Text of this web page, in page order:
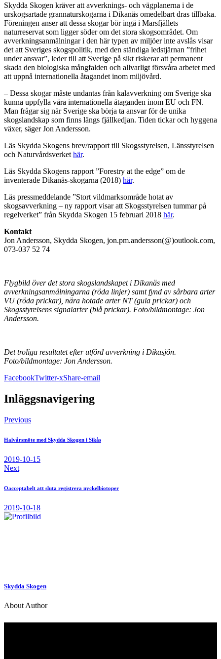
Skydda Skogen kräver att avverknings- och vägplanerna i de
urskogsartade grannaturskogarna i Dikanäs omedelbart dras tillbaka.
Föreningen anser att dessa skogar bör ingå i Marsfjällets
naturreservat som ligger söder om det stora skogsområdet. Om
avverkningsanmälningar i den här typen av miljöer inte avslås visar
det att Sveriges skogspolitik, med den ständiga ledstjärnan ”frihet
under ansvar”, leder till att Sverige på sikt riskerar att permanent
skada den biologiska mångfalden och allvarligt försvåra arbetet med
att uppnå internationella åtagandet inom miljövård.
– Dessa skogar måste undantas från kalavverkning om Sverige ska
kunna uppfylla våra internationella åtaganden inom EU och FN.
Man frågar sig när Sverige ska börja ta ansvar för de unika
skogslandskap som finns längs fjällkedjan. Tiden tickar och hyggena
växer, säger Jon Andersson.
Läs Skydda Skogens brev/rapport till Skogsstyrelsen, Länsstyrelsen
och Naturvårdsverket här.
Läs Skydda Skogens rapport ”Forestry at the edge” om de
inventerade Dikanäs-skogarna (2018) här.
Läs pressmeddelande ”Stort vildmarksområde hotat av
skogsavverkning – ny rapport visar att Skogsstyrelsen tummar på
regelverket” från Skydda Skogen 15 februari 2018 här.
Kontakt
Jon Andersson, Skydda Skogen, jon.pm.andersson(@)outlook.com,
073-037 52 74
Flygbild över det stora skogslandskapet i Dikanäs med
avverkningsanmälningarna (röda linjer) samt fynd av sårbara arter
VU (röda prickar), nära hotade arter NT (gula prickar) och
Skogsstyrelsens signalarter (blå prickar). Foto/bildmontage: Jon
Andersson.
Det troliga resultatet efter utförd avverkning i Dikasjön.
Foto/bildmontage: Jon Andersson.
FacebookTwitter-xShare-email
Inläggsnavigering
Previous
Halvårsmöte med Skydda Skogen i Sikås
2019-10-15
Next
Oacceptabelt att sluta registrera nyckelbiotoper
2019-10-18
Skydda Skogen
About Author